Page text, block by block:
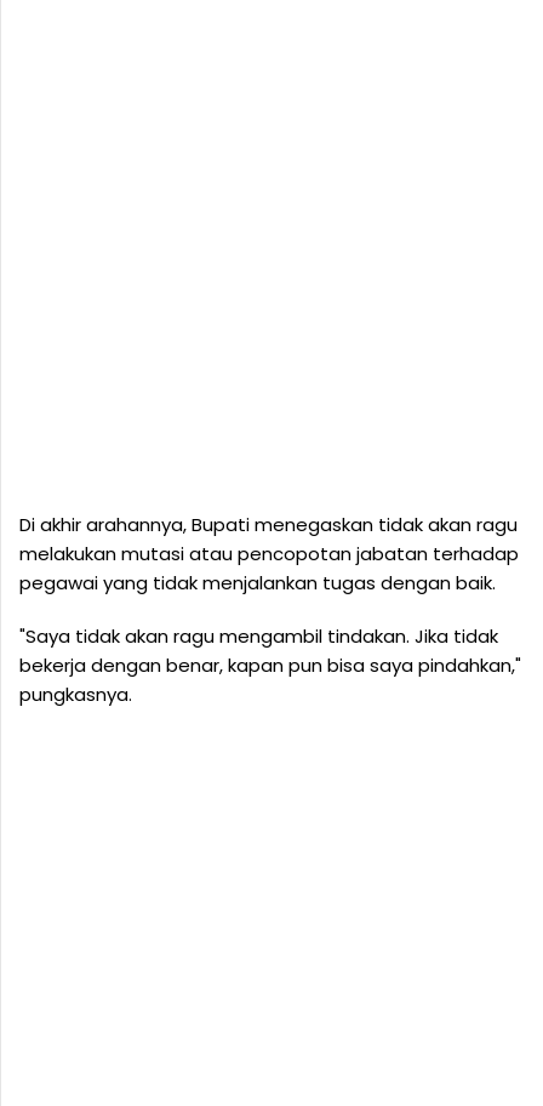
Di akhir arahannya, Bupati menegaskan tidak akan ragu
melakukan mutasi atau pencopotan jabatan terhadap
pegawai yang tidak menjalankan tugas dengan baik.
"Saya tidak akan ragu mengambil tindakan. Jika tidak
bekerja dengan benar, kapan pun bisa saya pindahkan,"
pungkasnya.